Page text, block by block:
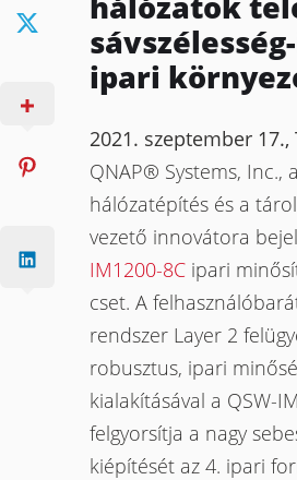
ipari
2021. szeptember 17.,
QNAP® Systems, Inc.,
hálózatépítés és a
vezető innovátora
IM1200-8C ipari
cset. A
rendszer Layer 2
robusztus, ipari
kialakításával a QSW-
felgyorsítja a nagy
kiépítését az 4. ipari